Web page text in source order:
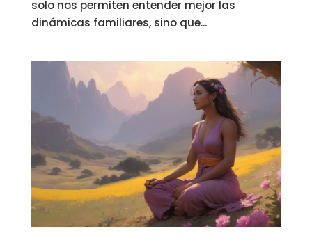
solo nos permiten entender mejor las
dinámicas familiares, sino que...